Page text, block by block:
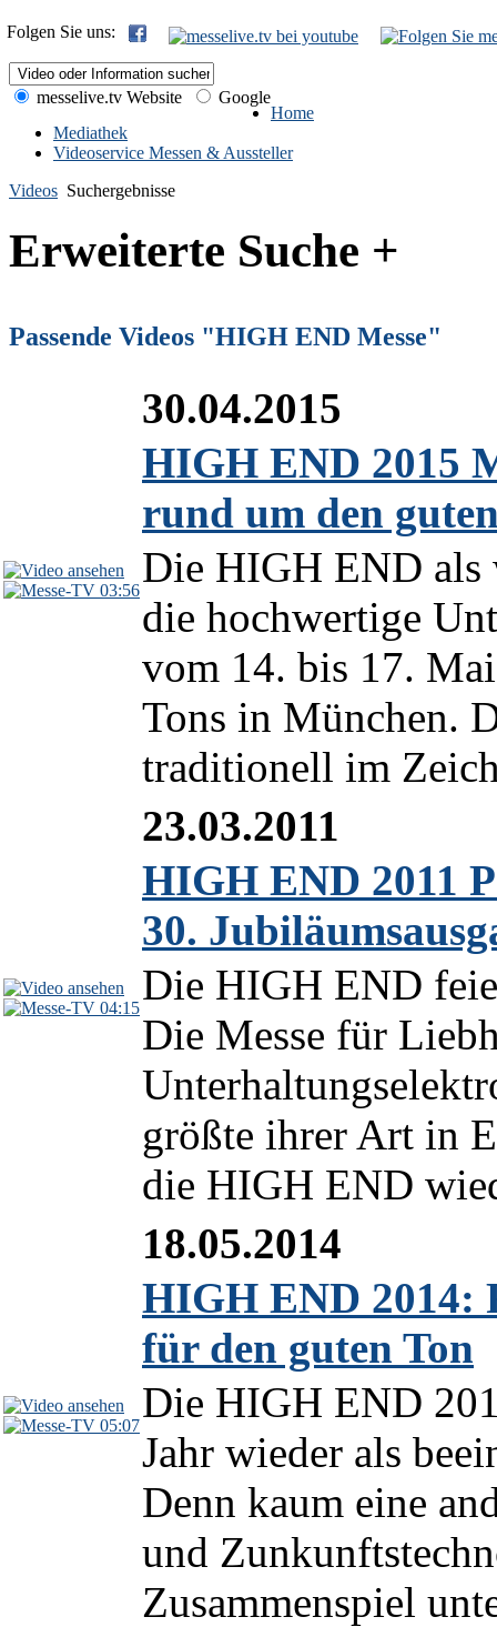
Folgen Sie uns:
messelive.tv Website
Google
Home
Mediathek
Videoservice Messen & Aussteller
Videos Suchergebnisse
Erweiterte Suche +
Passende Videos "HIGH END Messe"
03:56
30.04.2015
HIGH END 2015
rund um den
Die HIGH END als
die hochwertige
vom 14. bis 17.
Tons in München.
traditionell im
04:15
23.03.2011
HIGH END 2011
30.
Die HIGH END
Die Messe für
größte ihrer Art in
die HIGH END
05:07
18.05.2014
HIGH END 2014:
für den guten Ton
Die HIGH END
Jahr wieder als
Denn kaum eine
und
Zusammenspiel